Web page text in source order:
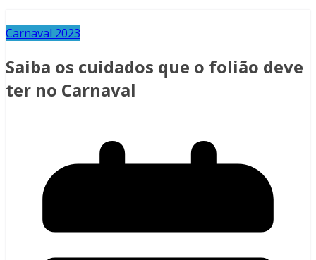
Carnaval 2023
Saiba os cuidados que o folião deve
ter no Carnaval